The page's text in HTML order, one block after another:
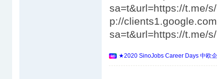
sa=t&url=https://t.me/
p://
sa=t&url=https://t.me/
★2020 SinoJobs Career Days 中欧